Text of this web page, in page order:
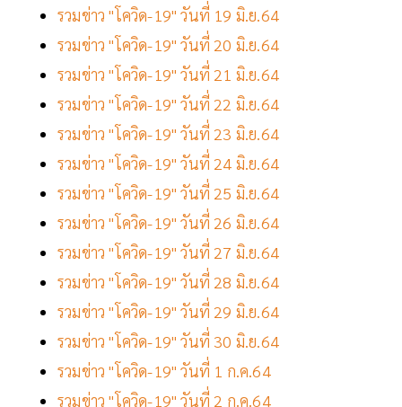
รวมข่าว "โควิด-19" วันที่ 19 มิ.ย.64
รวมข่าว "โควิด-19" วันที่ 20 มิ.ย.64
รวมข่าว "โควิด-19" วันที่ 21 มิ.ย.64
รวมข่าว "โควิด-19" วันที่ 22 มิ.ย.64
รวมข่าว "โควิด-19" วันที่ 23 มิ.ย.64
รวมข่าว "โควิด-19" วันที่ 24 มิ.ย.64
รวมข่าว "โควิด-19" วันที่ 25 มิ.ย.64
รวมข่าว "โควิด-19" วันที่ 26 มิ.ย.64
รวมข่าว "โควิด-19" วันที่ 27 มิ.ย.64
รวมข่าว "โควิด-19" วันที่ 28 มิ.ย.64
รวมข่าว "โควิด-19" วันที่ 29 มิ.ย.64
รวมข่าว "โควิด-19" วันที่ 30 มิ.ย.64
รวมข่าว "โควิด-19" วันที่ 1 ก.ค.64
รวมข่าว "โควิด-19" วันที่ 2 ก.ค.64